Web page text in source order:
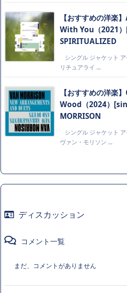
【おすすめの洋
With You（2021
SPIRITUALIZED
シングル ジャケット
リチュアライ ...
【おすすめの洋楽
Wood（2024）
MORRISON
シングル ジャケット
ヴァン・モリソン ...
ディスカッション
コメント一覧
まだ、コメントがありません